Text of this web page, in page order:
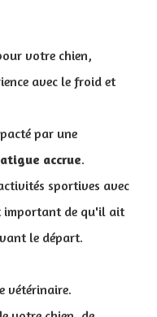
votre chien,
avec le froid et
par une
accrue.
sportives avec
important de qu'il ait
le départ.
vétérinaire.